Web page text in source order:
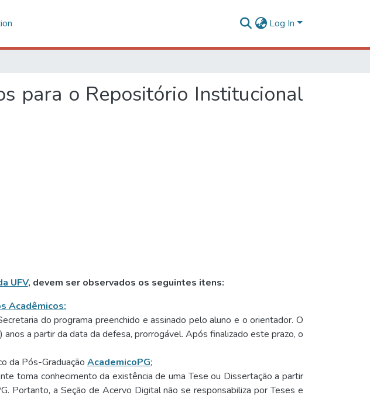
Log In
para o Repositório Institucional
UFV, devem ser observados os seguintes itens:
Acadêmicos;
do programa preenchido e assinado pelo aluno e o orientador. O
a partir da data da defesa, prorrogável. Após finalizado este prazo, o
da Pós-Graduação AcademicoPG;
toma conhecimento da existência de uma Tese ou Dissertação a partir
Portanto, a Seção de Acervo Digital não se responsabiliza por Teses e